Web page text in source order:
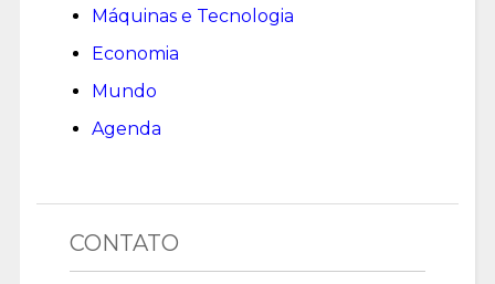
Máquinas e Tecnologia
Economia
Mundo
Agenda
CONTATO